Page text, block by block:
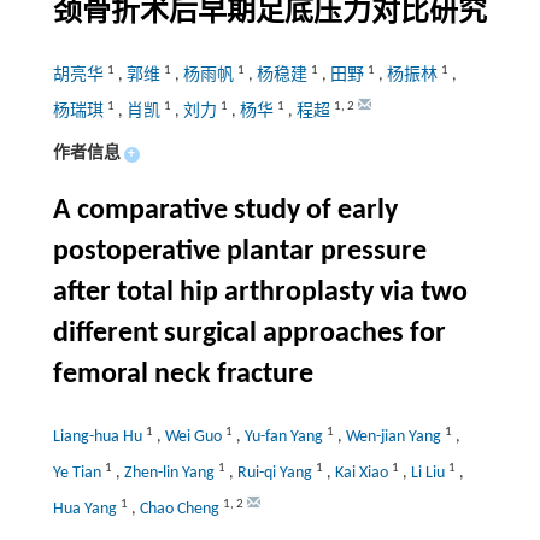
颈骨折术后早期足底压力对比研究
胡亮华 1 , 郭维 1 , 杨雨帆 1 , 杨稳建 1 , 田野 1 , 杨振林 1 ,
杨瑞琪 1 , 肖凯 1 , 刘力 1 , 杨华 1 , 程超 1, 2
作者信息 +
A comparative study of early
postoperative plantar pressure
after total hip arthroplasty via two
different surgical approaches for
femoral neck fracture
Liang-hua Hu 1 , Wei Guo 1 , Yu-fan Yang 1 , Wen-jian Yang 1 ,
Ye Tian 1 , Zhen-lin Yang 1 , Rui-qi Yang 1 , Kai Xiao 1 , Li Liu 1 ,
Hua Yang 1 , Chao Cheng 1, 2